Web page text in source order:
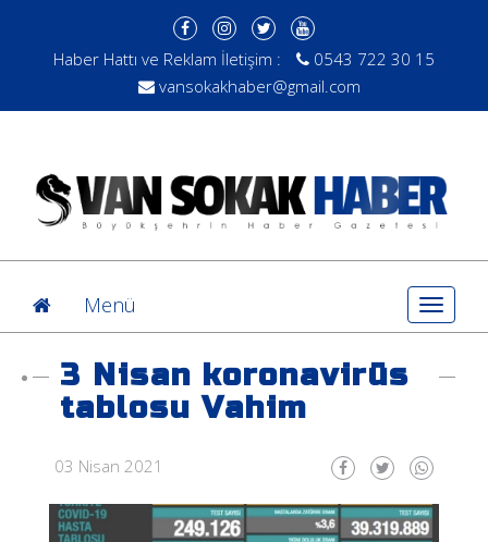
Haber Hattı ve Reklam İletişim :
0543 722 30 15
vansokakhaber@gmail.com
Toggle
Menü
3 Nisan koronavirüs
tablosu Vahim
03 Nisan 2021